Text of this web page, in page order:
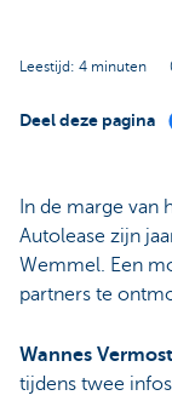
Leestijd: 4 minuten
Deel deze pagina
In de marge van
Autolease zijn
Wemmel. Een
partners te
Wannes
tijdens twee